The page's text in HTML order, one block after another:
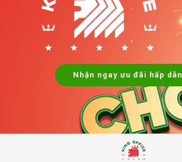
.
.
Nhận ngay ưu đãi hấp dẫn